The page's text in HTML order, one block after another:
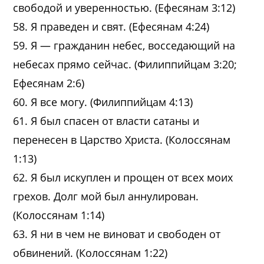
свободой и уверенностью. (Ефесянам 3:12)
58. Я праведен и свят. (Ефесянам 4:24)
59. Я — гражданин небес, восседающий на
небесах прямо сейчас. (Филиппийцам 3:20;
Ефесянам 2:6)
60. Я все могу. (Филиппийцам 4:13)
61. Я был спасен от власти сатаны и
перенесен в Царство Христа. (Колоссянам
1:13)
62. Я был искуплен и прощен от всех моих
грехов. Долг мой был аннулирован.
(Колоссянам 1:14)
63. Я ни в чем не виноват и свободен от
обвинений. (Колоссянам 1:22)